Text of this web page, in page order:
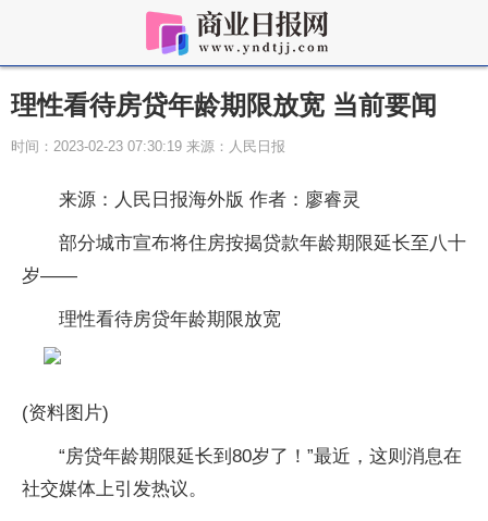
理性看待房贷年龄期限放宽 当前要闻
时间：2023-02-23 07:30:19 来源：人民日报
来源：人民日报海外版 作者：廖睿灵
部分城市宣布将住房按揭贷款年龄期限延长至八十
岁——
理性看待房贷年龄期限放宽
(资料图片)
“房贷年龄期限延长到80岁了！”最近，这则消息在
社交媒体上引发热议。